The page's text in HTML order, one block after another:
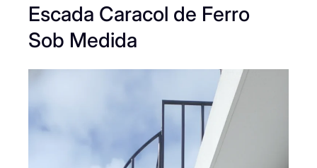
Escada Caracol de Ferro
Sob Medida